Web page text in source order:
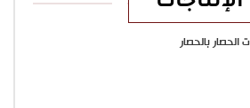
الحصار بالحصار